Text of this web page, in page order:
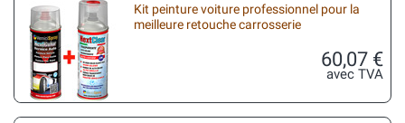
Kit peinture voiture professionnel pour la
meilleure retouche carrosserie
60,07 €
avec TVA